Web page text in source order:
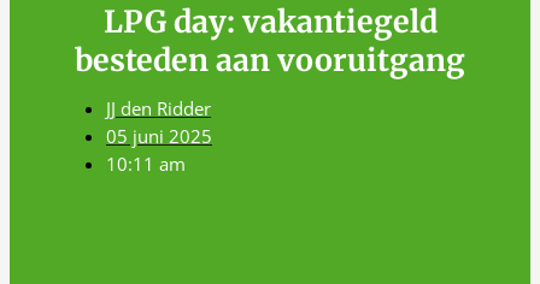
LPG day: vakantiegeld
besteden aan vooruitgang
JJ den Ridder
05 juni 2025
10:11 am